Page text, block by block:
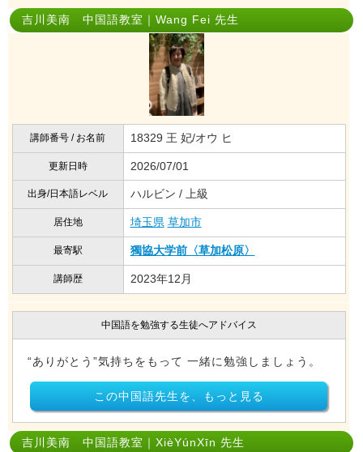
吉川美南 中国語教室｜Wang Fei 先生
講師番号 / お名前 18329 王 妃/オウ ヒ
更新日時 2026/07/01
出身/日本語レベル ハルビン / 上級
居住地 埼玉県 草加市
最寄駅 獨協大学前〈草加松原〉
講師歴 2023年12月
中国語を勉強する生徒へアドバイス
“ありがとう”気持ちをもって 一緒に勉強しましょう。
この中国語先生を、もっと見る
吉川美南 中国語教室｜XièYúnXīn 先生